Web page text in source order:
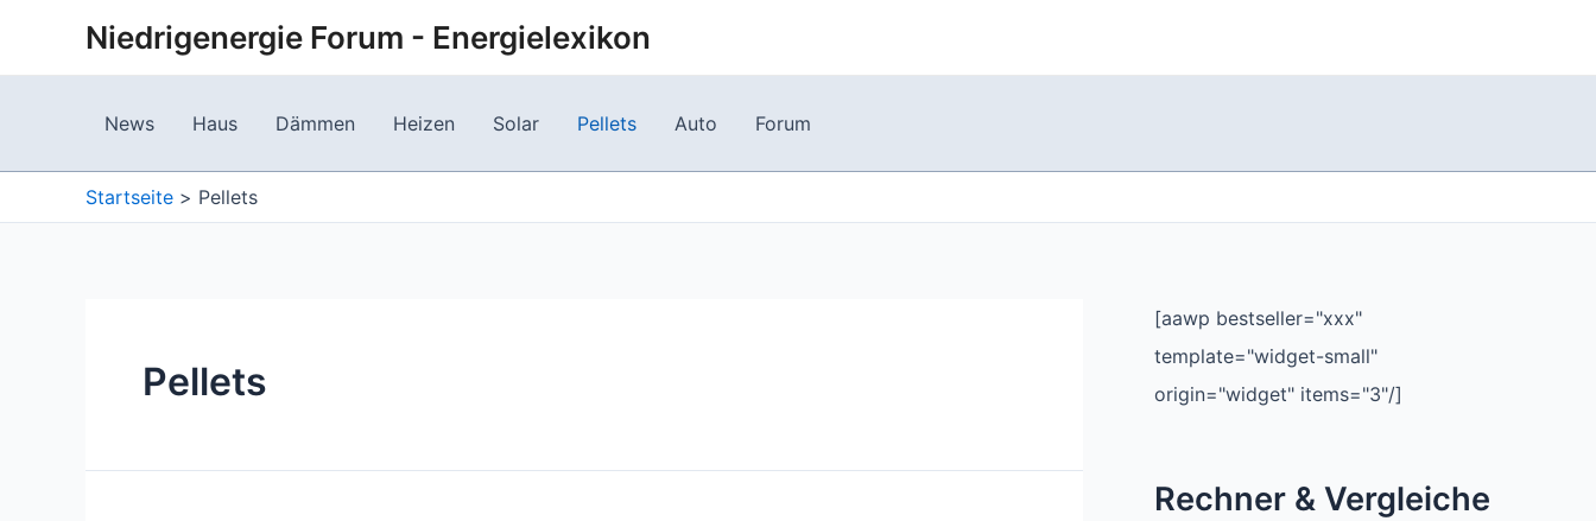
springen
Niedrigenergie Forum - Energielexikon
News Haus Dämmen Heizen Solar Pellets Auto Forum
Startseite Pellets
Pellets
[aawp bestseller="xxx"
template="widget-small"
origin="widget" items="3"/]
Rechner & Vergleiche